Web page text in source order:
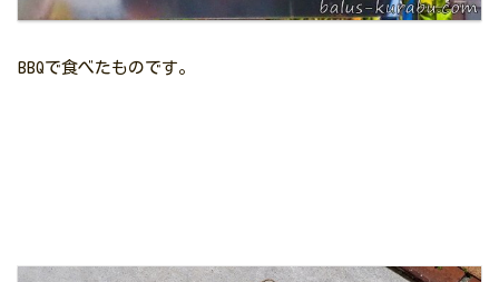
BBQで食べたものです。